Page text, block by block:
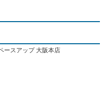
ースアップ 大阪本店